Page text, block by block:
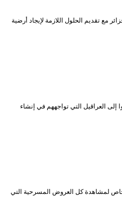
مع تقديم الحلول اللازمة لإيجاد أرضية
تطرقوا إلى العراقيل التي تواجههم في إنشاء
لمشاهدة كل العروض المسرحية التي